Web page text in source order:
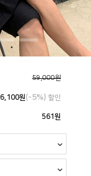
59,000원
원(-5%) 할인
561원